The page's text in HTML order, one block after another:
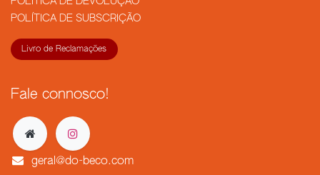
POLÍTICA DE SUBSCRIÇÃO
Livro de Reclamações
Fale connosco!
geral@do-beco.com